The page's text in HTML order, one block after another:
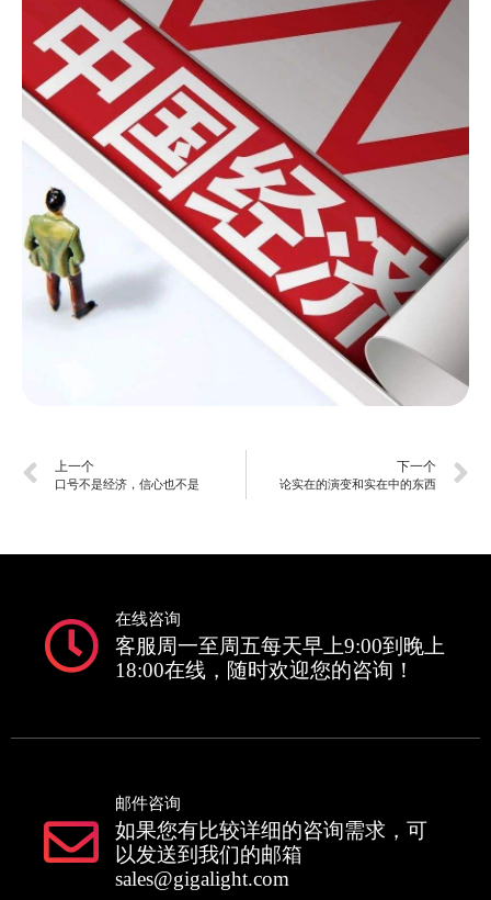
上一个
口号不是经济，信心也不是
下一个
论实在的演变和实在中的东西
在线咨询
客服周一至周五每天早上9:00到晚上
18:00在线，随时欢迎您的咨询！
邮件咨询
如果您有比较详细的咨询需求，可
以发送到我们的邮箱
sales@gigalight.com